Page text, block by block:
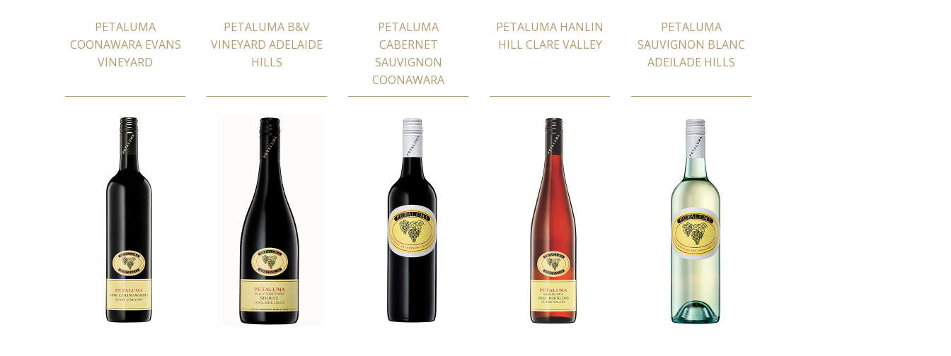
PETALUMA
COONAWARA EVANS
VINEYARD
PETALUMA B&V
VINEYARD ADELAIDE
HILLS
PETALUMA
CABERNET
SAUVIGNON
COONAWARA
PETALUMA HANLIN
HILL CLARE VALLEY
PETALUMA
SAUVIGNON BLANC
ADEILADE HILLS